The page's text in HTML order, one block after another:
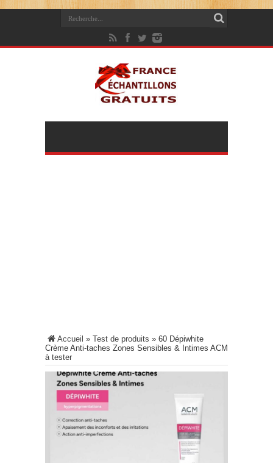
Accueil » Test de produits » 60 Dépiwhite
Crème Anti-taches Zones Sensibles & Intimes ACM
à tester